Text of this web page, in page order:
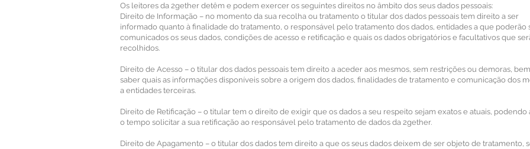
Os leitores da 2gether detêm e podem exercer os seguintes direitos no âmbito dos seus dados pessoais:
Direito de Informação – no momento da sua recolha ou tratamento o titular dos dados pessoais tem direito a ser
informado quanto à finalidade do tratamento, o responsável pelo tratamento dos dados, entidades a que poderão
comunicados os seus dados, condições de acesso e retificação e quais os dados obrigatórios e facultativos que
recolhidos.
Direito de Acesso – o titular dos dados pessoais tem direito a aceder aos mesmos, sem restrições ou demoras,
saber quais as informações disponíveis sobre a origem dos dados, finalidades de tratamento e comunicação dos
a entidades terceiras.
Direito de Retificação – o titular tem o direito de exigir que os dados a seu respeito sejam exatos e atuais, podendo
o tempo solicitar a sua retificação ao responsável pelo tratamento de dados da 2gether.
Direito de Apagamento – o titular dos dados tem direito a que os seus dados deixem de ser objeto de tratamento,